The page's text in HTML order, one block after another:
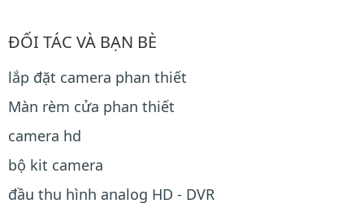
ĐỐI TÁC VÀ BẠN BÈ
lắp đặt camera phan thiết
Màn rèm cửa phan thiết
camera hd
bộ kit camera
đầu thu hình analog HD - DVR